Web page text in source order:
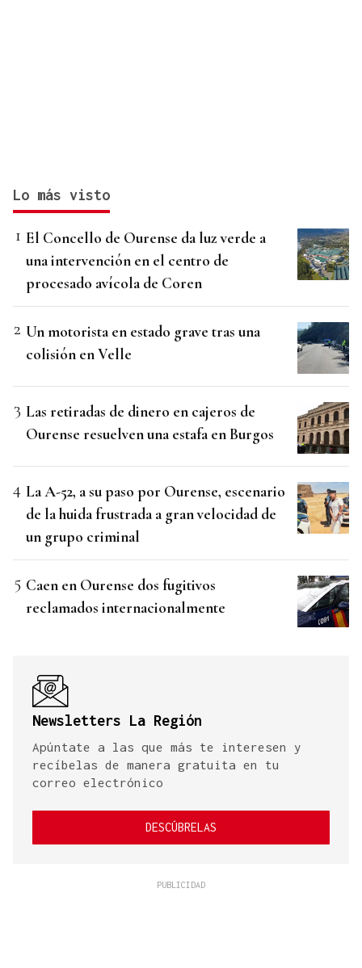
Lo más visto
El Concello de Ourense da luz verde a
una intervención en el centro de
procesado avícola de Coren
Un motorista en estado grave tras una
colisión en Velle
Las retiradas de dinero en cajeros de
Ourense resuelven una estafa en Burgos
La A-52, a su paso por Ourense, escenario
de la huida frustrada a gran velocidad de
un grupo criminal
Caen en Ourense dos fugitivos
reclamados internacionalmente
Newsletters La Región
Apúntate a las que más te interesen y
recíbelas de manera gratuita en tu
correo electrónico
DESCÚBRELAS